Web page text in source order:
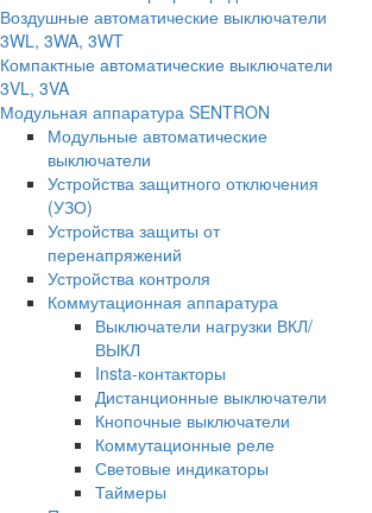
Воздушные автоматические выключатели
3WL, 3WA, 3WT
Компактные автоматические выключатели
3VL, 3VA
Модульная аппаратура SENTRON
Модульные автоматические
выключатели
Устройства защитного отключения
(УЗО)
Устройства защиты от
перенапряжений
Устройства контроля
Коммутационная аппаратура
Выключатели нагрузки ВКЛ/
ВЫКЛ
Insta-контакторы
Дистанционные выключатели
Кнопочные выключатели
Коммутационные реле
Световые индикаторы
Таймеры